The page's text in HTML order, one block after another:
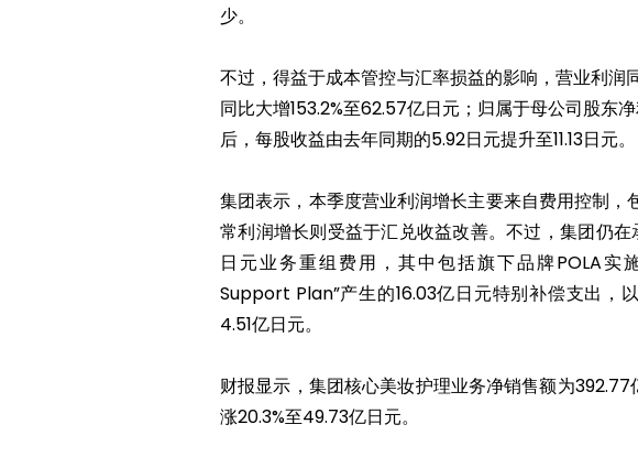
少。
不过，得益于成本管控与汇率损益的影响，营业利润
同比大增153.2%至62.57亿日元；归属于母公司股东
后，每股收益由去年同期的5.92日元提升至11.13日元。
集团表示，本季度营业利润增长主要来自费用控制
常利润增长则受益于汇兑收益改善。不过，集团仍
日元业务重组费用，其中包括旗下品牌POLA实
Support Plan”产生的16.03亿日元特别补偿支出，
4.51亿日元。
财报显示，集团核心美妆护理业务净销售额为392.77
涨20.3%至49.73亿日元。